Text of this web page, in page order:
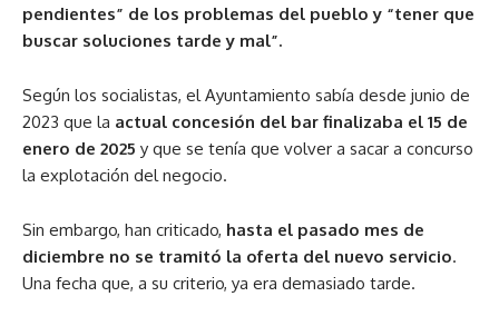
pendientes” de los problemas del pueblo y “tener que
buscar soluciones tarde y mal”.
Según los socialistas, el Ayuntamiento sabía desde junio de
2023 que la actual concesión del bar finalizaba el 15 de
enero de 2025 y que se tenía que volver a sacar a concurso
la explotación del negocio.
Sin embargo, han criticado, hasta el pasado mes de
diciembre no se tramitó la oferta del nuevo servicio.
Una fecha que, a su criterio, ya era demasiado tarde.